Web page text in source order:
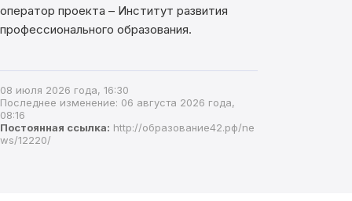
оператор проекта – Институт развития
профессионального образования.
08 июля 2026 года, 16:30
Последнее изменение: 06 августа 2026 года,
08:16
Постоянная ссылка: http://образование42.рф/ne
ws/12220/